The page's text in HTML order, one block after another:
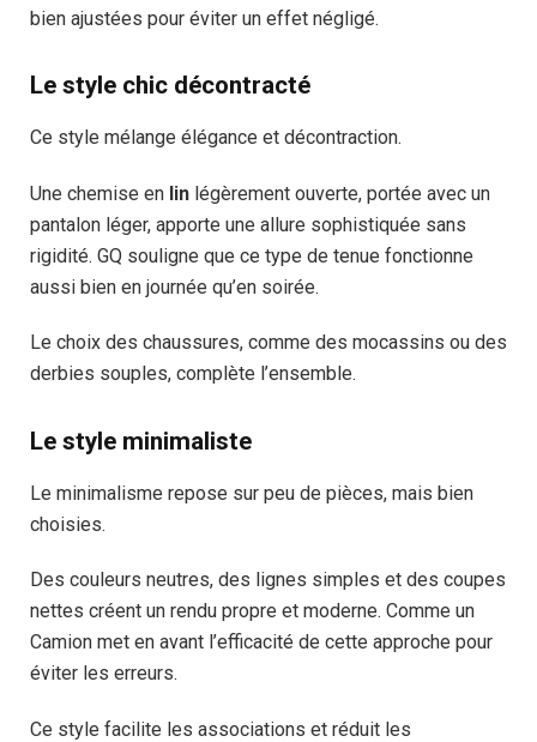
bien ajustées pour éviter un effet négligé.
Le style chic décontracté
Ce style mélange élégance et décontraction.
Une chemise en lin légèrement ouverte, portée avec un
pantalon léger, apporte une allure sophistiquée sans
rigidité. GQ souligne que ce type de tenue fonctionne
aussi bien en journée qu’en soirée.
Le choix des chaussures, comme des mocassins ou des
derbies souples, complète l’ensemble.
Le style minimaliste
Le minimalisme repose sur peu de pièces, mais bien
choisies.
Des couleurs neutres, des lignes simples et des coupes
nettes créent un rendu propre et moderne. Comme un
Camion met en avant l’efficacité de cette approche pour
éviter les erreurs.
Ce style facilite les associations et réduit les